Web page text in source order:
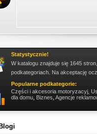
Statystycznie!
W katalogu znajduje się 1645
podkategoriach. Na akceptację
Popularne podkategorie:
Części i akcesoria motoryzacyj
dla domu Biznes Agencje
Blogi